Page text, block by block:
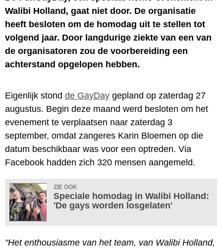
Walibi Holland, gaat niet door. De organisatie
heeft besloten om de homodag uit te stellen tot
volgend jaar. Door langdurige ziekte van een van
de organisatoren zou de voorbereiding een
achterstand opgelopen hebben.
Eigenlijk stond de GayDay gepland op zaterdag 27
augustus. Begin deze maand werd besloten om het
evenement te verplaatsen naar zaterdag 3
september, omdat zangeres Karin Bloemen op die
datum beschikbaar was voor een optreden. Via
Facebook hadden zich 320 mensen aangemeld.
ZIE OOK
Speciale homodag in Walibi Holland:
'De gays worden losgelaten'
"Het enthousiasme van het team, van Walibi Holland,